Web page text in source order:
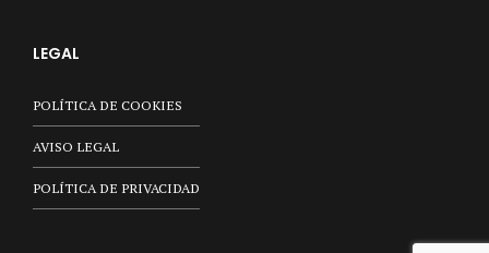
LEGAL
POLÍTICA DE COOKIES
AVISO LEGAL
POLÍTICA DE PRIVACIDAD